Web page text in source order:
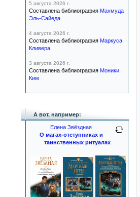
5 августа 2026 г.
Составлена библиография Махмуда
Эль-Сайеда
4 августа 2026 г.
Составлена библиография Маркуса
Кливера
3 августа 2026 г.
Составлена библиография Моники
Ким
А вот, например:
Елена Звёздная
О магах-отступниках и
таинственных ритуалах